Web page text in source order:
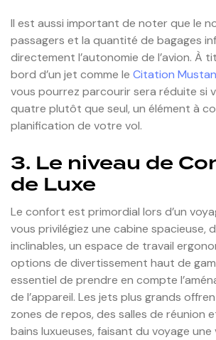
Il est aussi important de noter que le
passagers et la quantité de bagages
directement l’autonomie de l’avion. À
bord d’un jet comme le Citation
vous pourrez parcourir sera réduite si
quatre plutôt que seul, un élément à
planification de votre vol.
3. Le niveau de
de Luxe
Le confort est primordial lors d’un
vous privilégiez une cabine spacieuse,
inclinables, un espace de travail
options de divertissement haut de
essentiel de prendre en compte
de l’appareil. Les jets plus grands
zones de repos, des salles de réunion
bains luxueuses, faisant du voyage